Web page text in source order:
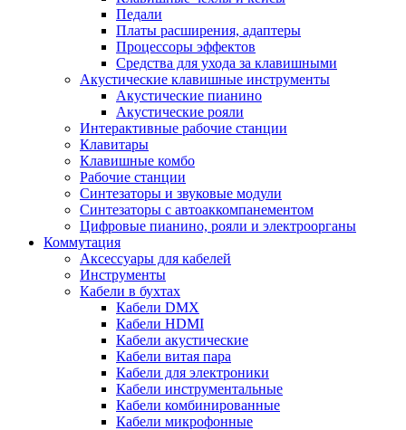
Педали
Платы расширения, адаптеры
Процессоры эффектов
Средства для ухода за клавишными
Акустические клавишные инструменты
Акустические пианино
Акустические рояли
Интерактивные рабочие станции
Клавитары
Клавишные комбо
Рабочие станции
Синтезаторы и звуковые модули
Синтезаторы с автоаккомпанементом
Цифровые пианино, рояли и электроорганы
Коммутация
Аксессуары для кабелей
Инструменты
Кабели в бухтах
Кабели DMX
Кабели HDMI
Кабели акустические
Кабели витая пара
Кабели для электроники
Кабели инструментальные
Кабели комбинированные
Кабели микрофонные